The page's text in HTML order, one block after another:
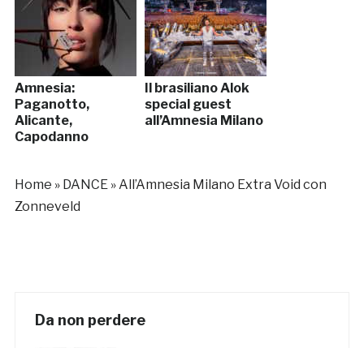
Amnesia:
Paganotto,
Alicante,
Capodanno
Il brasiliano Alok
special guest
all’Amnesia Milano
Home » DANCE»All’Amnesia Milano Extra Void con
Zonneveld
Da non perdere